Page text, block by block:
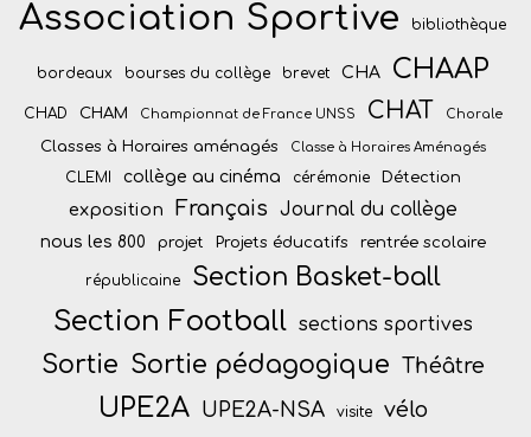
Association Sportive bibliothèque
bordeaux bourses du collège brevet CHA CHAAP
CHAD CHAM Championnat de France UNSS CHAT Chorale
Classes à Horaires aménagés Classe à Horaires Aménagés
CLEMI collège au cinéma cérémonie Détection
exposition Français Journal du collège
nous les 800 projet Projets éducatifs rentrée scolaire
républicaine Section Basket-ball
Section Football sections sportives
Sortie Sortie pédagogique Théâtre
UPE2A UPE2A-NSA visite vélo